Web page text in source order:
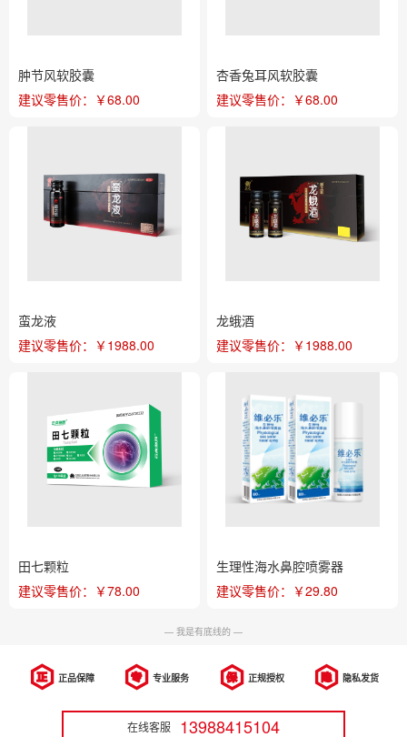
肿节风软胶囊
建议零售价：￥68.00
杏香兔耳风软胶囊
建议零售价：￥68.00
蛮龙液
建议零售价：￥1988.00
龙蛾酒
建议零售价：￥1988.00
田七颗粒
建议零售价：￥78.00
生理性海水鼻腔喷雾器
建议零售价：￥29.80
— 我是有底线的 —
正品保障 专业服务 正规授权 隐私发货
在线客服 13988415104